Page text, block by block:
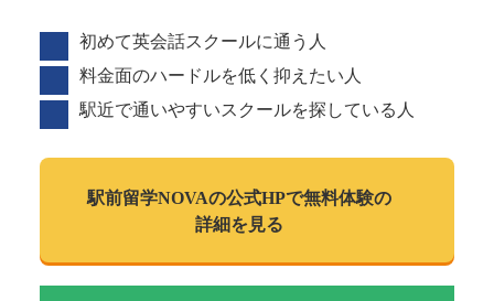
初めて英会話スクールに通う人
料金面のハードルを低く抑えたい人
駅近で通いやすいスクールを探している人
駅前留学NOVAの公式HPで無料体験の
詳細を見る